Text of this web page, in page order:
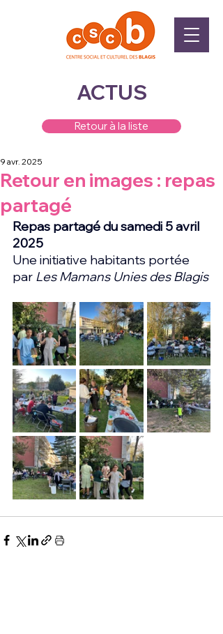
ACTUS
Retour à la liste
Retour en images : repas
partagé
9 avr. 2025
Repas partagé du samedi 5 avril
2025
Une initiative habitants portée
par Les Mamans Unies des Blagis